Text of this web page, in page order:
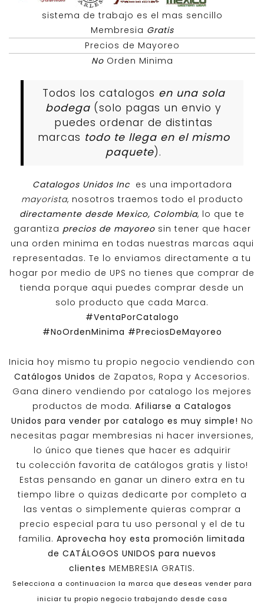
sistema de trabajo es el mas sencillo
Membresia Gratis
Precios de Mayoreo
NoOrden Minima
Todos los catalogos en una sola
bodega (solo pagas un envio y
puedes ordenar de distintas
marcas todo te llega en el mismo
paquete).
Catalogos Unidos Inc es una importadora
mayorista, nosotros traemos todo el producto
directamente desde Mexico, Colombia, lo que te
garantiza precios de mayoreosin tener que hacer
una orden minima en todas nuestras marcas aqui
representadas. Te lo enviamos directamente a tu
hogar por medio de UPS no tienes que comprar de
tienda porque aqui puedes comprar desde un
solo producto que cada Marca.
#VentaPorCatalogo
#NoOrdenMinima #PreciosDeMayoreo
Inicia hoy mismo tu propio negocio vendiendo con
Catálogos Unidos de Zapatos, Ropa y Accesorios.
Gana dinero vendiendo por catalogo los mejores
productos de moda. Afiliarse a Catalogos
Unidos para vender por catalogo es muy simple! No
necesitas pagar membresias ni hacer inversiones,
lo único que tienes que hacer es adquirir
tu colección favorita de catálogos gratis y listo!
Estas pensando en ganar un dinero extra en tu
tiempo libre o quizas dedicarte por completo a
las ventas o simplemente quieras comprar a
precio especial para tu uso personal y el de tu
familia. Aprovecha hoy esta promoción limitada
de CATÁLOGOS UNIDOS para nuevos
clientes MEMBRESIA GRATIS.
Selecciona a continuacion la marca que deseas vender para
iniciar tu propio negocio trabajando desde casa